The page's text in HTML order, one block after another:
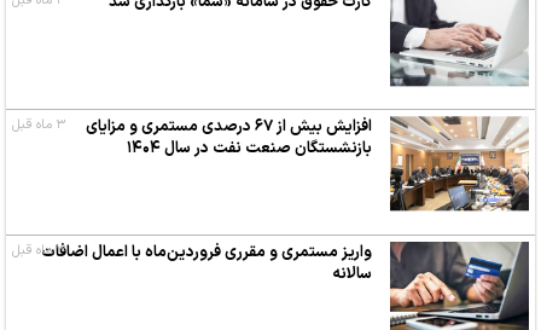
افزایش بیش از ۶۷ درصدی مستمری و مزایای
بازنشستگان صنعت نفت در سال ۱۴۰۴
۳ ماه قبل
واریز مستمری و مقرری فروردین‌ماه با اعمال اضافات
سالانه
۳ ماه قبل